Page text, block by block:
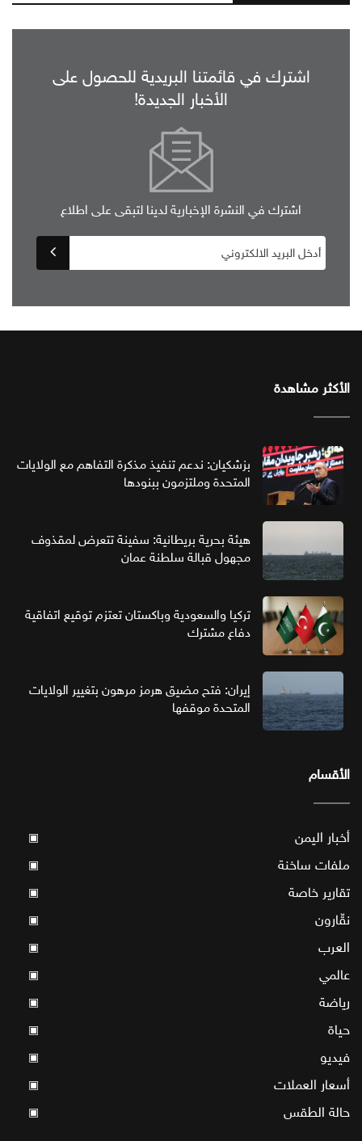
اشترك في قائمتنا البريدية للحصول على
الأخبار الجديدة!
اشترك في النشرة الإخبارية لدينا لتبقى على اطلاع
الأكثر مشاهدة
بزشكيان: ندعم تنفيذ مذكرة التفاهم مع الولايات
المتحدة وملتزمون ببنودها
هيئة بحرية بريطانية: سفينة تتعرض لمقذوف
مجهول قبالة سلطنة عمان
تركيا والسعودية وباكستان تعتزم توقيع اتفاقية
دفاع مشترك
إيران: فتح مضيق هرمز مرهون بتغيير الولايات
المتحدة موقفها
الأقسام
أخبار اليمن ▣
ملفات ساخنة ▣
تقارير خاصة ▣
نقّارون ▣
العرب ▣
عالمي ▣
رياضة ▣
حياة ▣
فيديو ▣
أسعار العملات ▣
حالة الطقس ▣